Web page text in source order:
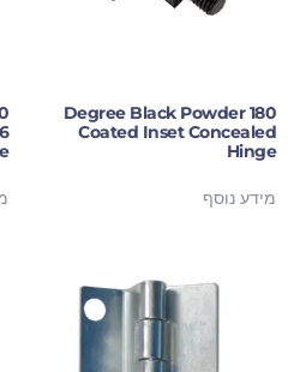
180 Degree Black Powder
Coated Inset Concealed
Hinge
מידע נוסף